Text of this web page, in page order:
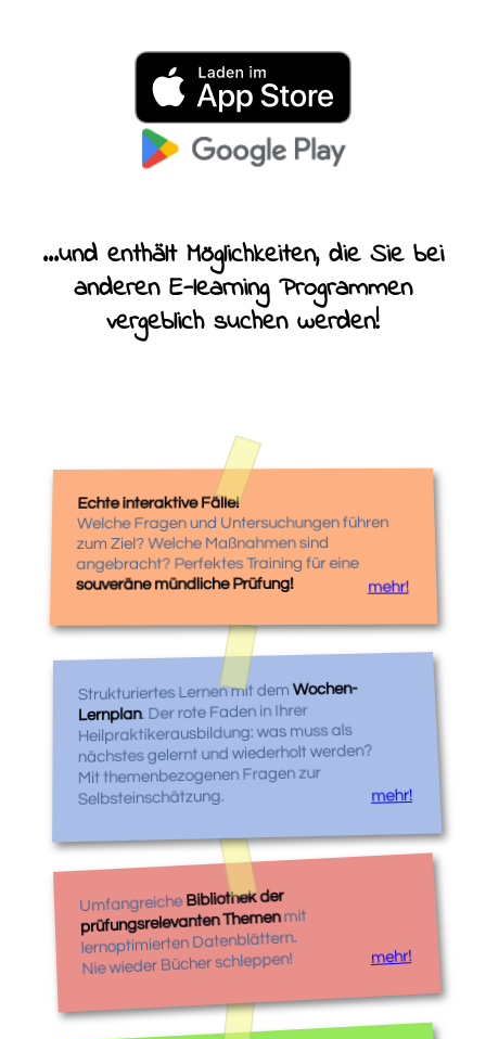
...und enthält Möglichkeiten, die Sie bei
anderen E-learning Programmen
vergeblich suchen werden!
Echte interaktive Fälle!
Welche Fragen und Untersuchungen führen
zum Ziel? Welche Maßnahmen sind
angebracht? Perfektes Training für eine
souveräne mündliche Prüfung! mehr!
Strukturiertes Lernen mit demWochen-
Lernplan. Der rote Faden in Ihrer
Heilpraktikerausbildung: was muss als
nächstes gelernt und wiederholt werden?
Mit themenbezogenen Fragen zur
Selbsteinschätzung. mehr!
UmfangreicheBibliothek der
prüfungsrelevanten Themenmit
lernoptimierten Datenblättern.
Nie wieder Bücher schleppen! mehr!